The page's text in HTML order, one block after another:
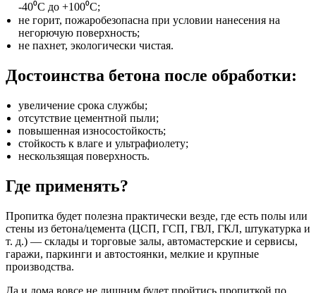
-40⁰С до +100⁰С;
не горит, пожаробезопасна при условии нанесения на
негорючую поверхность;
не пахнет, экологически чистая.
Достоинства бетона после обработки:
увеличение срока службы;
отсутствие цементной пыли;
повышенная износостойкость;
стойкость к влаге и ультрафиолету;
нескользящая поверхность.
Где применять?
Пропитка будет полезна практически везде, где есть полы или
стены из бетона/цемента (ЦСП, ГСП, ГВЛ, ГКЛ, штукатурка и
т. д.) ― склады и торговые залы, автомастерские и сервисы,
гаражи, паркинги и автостоянки, мелкие и крупные
производства.
Да и дома вовсе не лишним будет пройтись пропиткой по